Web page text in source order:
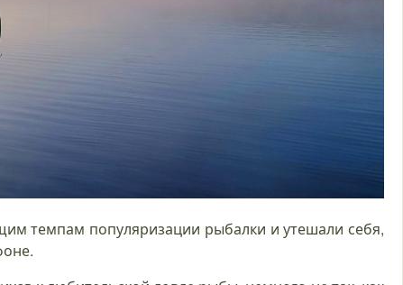
темпам популяризации рыбалки и утешали себя,